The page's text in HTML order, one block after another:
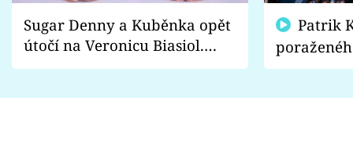
Sugar Denny a Kuběnka opět
útočí na Veronicu Biasiol.
Proč je podle nich falešná a
fanoušci